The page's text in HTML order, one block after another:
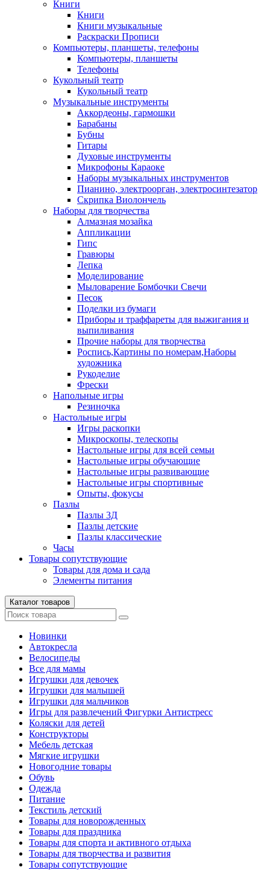
Книги
Книги
Книги музыкальные
Раскраски Прописи
Компьютеры, планшеты, телефоны
Компьютеры, планшеты
Телефоны
Кукольный театр
Кукольный театр
Музыкальные инструменты
Аккордеоны, гармошки
Барабаны
Бубны
Гитары
Духовые инструменты
Микрофоны Караоке
Наборы музыкальных инструментов
Пианино, электроорган, электросинтезатор
Скрипка Виолончель
Наборы для творчества
Алмазная мозайка
Аппликации
Гипс
Гравюры
Лепка
Моделирование
Мыловарение Бомбочки Свечи
Песок
Поделки из бумаги
Приборы и траффареты для выжигания и
выпиливания
Прочие наборы для творчества
Роспись,Картины по номерам,Наборы
художника
Рукоделие
Фрески
Напольные игры
Резиночка
Настольные игры
Игры раскопки
Микроскопы, телескопы
Настольные игры для всей семьи
Настольные игры обучающие
Настольные игры развивающие
Настольные игры спортивные
Опыты, фокусы
Пазлы
Пазлы 3Д
Пазлы детские
Пазлы классические
Часы
Товары сопутствующие
Товары для дома и сада
Элементы питания
Каталог товаров
Новинки
Автокресла
Велосипеды
Все для мамы
Игрушки для девочек
Игрушки для малышей
Игрушки для мальчиков
Игры для развлечений Фигурки Антистресс
Коляски для детей
Конструкторы
Мебель детская
Мягкие игрушки
Новогодние товары
Обувь
Одежда
Питание
Текстиль детский
Товары для новорожденных
Товары для праздника
Товары для спорта и активного отдыха
Товары для творчества и развития
Товары сопутствующие